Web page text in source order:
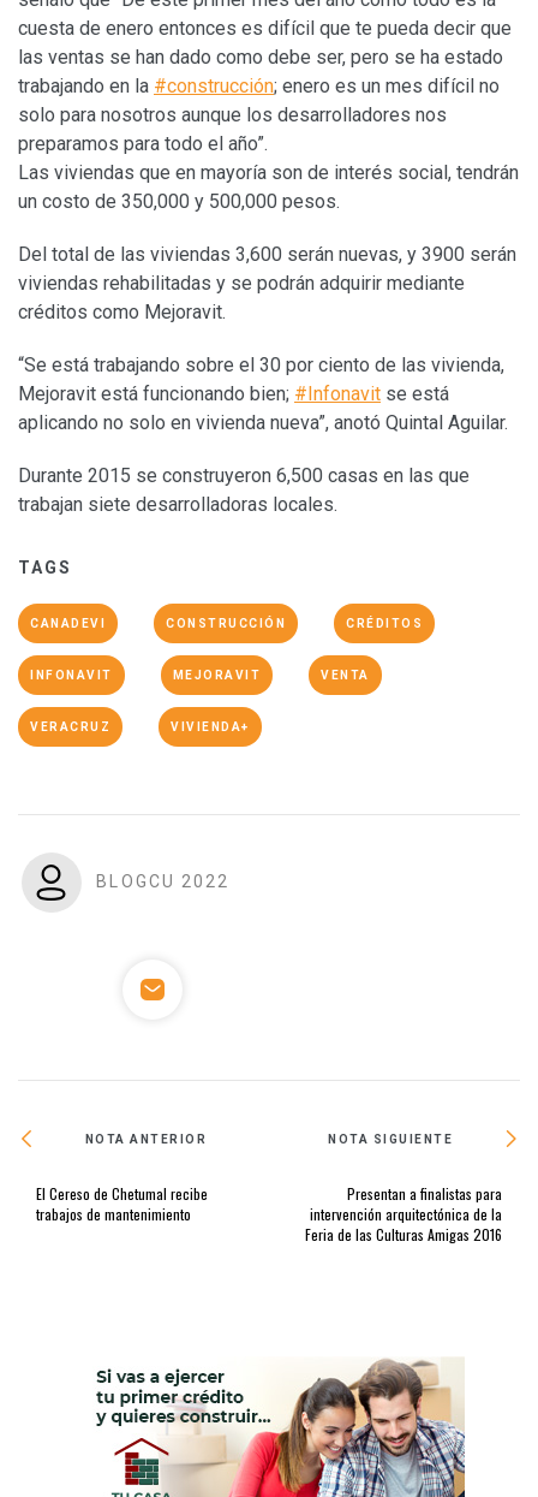
cuesta de enero entonces es difícil que te pueda decir que
las ventas se han dado como debe ser, pero se ha estado
trabajando en la #construcción; enero es un mes difícil no
solo para nosotros aunque los desarrolladores nos
preparamos para todo el año”.
Las viviendas que en mayoría son de interés social, tendrán
un costo de 350,000 y 500,000 pesos.
Del total de las viviendas 3,600 serán nuevas, y 3900 serán
viviendas rehabilitadas y se podrán adquirir mediante
créditos como Mejoravit.
“Se está trabajando sobre el 30 por ciento de las vivienda,
Mejoravit está funcionando bien; #Infonavit se está
aplicando no solo en vivienda nueva”, anotó Quintal Aguilar.
Durante 2015 se construyeron 6,500 casas en las que
trabajan siete desarrolladoras locales.
TAGS
CANADEVI CONSTRUCCIÓN CRÉDITOS
INFONAVIT MEJORAVIT VENTA
VERACRUZ VIVIENDA+
BLOGCU 2022
NOTA ANTERIOR
El Cereso de Chetumal recibe
trabajos de mantenimiento
NOTA SIGUIENTE
Presentan a finalistas para
intervención arquitectónica de la
Feria de las Culturas Amigas 2016